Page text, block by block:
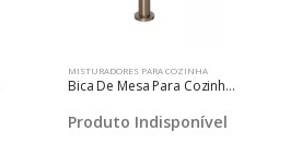
MISTURADORES PARA COZINHA
Bica De Mesa Para Cozinha Deca You Corten
Produto Indisponível